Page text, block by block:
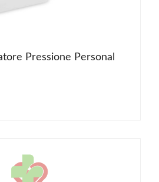
Pressione Personal